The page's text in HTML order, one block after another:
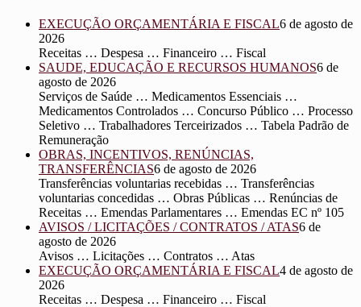
EXECUÇÃO ORÇAMENTÁRIA E FISCAL6 de agosto de
2026
Receitas … Despesa … Financeiro … Fiscal
SAUDE, EDUCAÇÃO E RECURSOS HUMANOS6 de
agosto de 2026
Serviços de Saúde … Medicamentos Essenciais …
Medicamentos Controlados … Concurso Público … Processo
Seletivo … Trabalhadores Terceirizados … Tabela Padrão de
Remuneração
OBRAS, INCENTIVOS, RENÚNCIAS,
TRANSFERÊNCIAS6 de agosto de 2026
Transferências voluntarias recebidas … Transferências
voluntarias concedidas … Obras Públicas … Renúncias de
Receitas … Emendas Parlamentares … Emendas EC nº 105
AVISOS / LICITAÇÕES / CONTRATOS / ATAS6 de
agosto de 2026
Avisos … Licitações … Contratos … Atas
EXECUÇÃO ORÇAMENTÁRIA E FISCAL4 de agosto de
2026
Receitas … Despesa … Financeiro … Fiscal